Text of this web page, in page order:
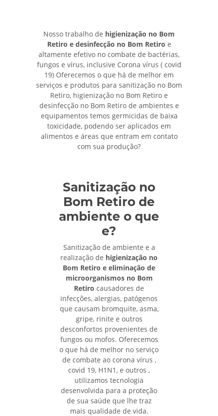
Nosso trabalho de higienização no Bom
Retiro e desinfecção no Bom Retiro e
altamente efetivo no combate de bactérias,
fungos e vírus, inclusive Corona vírus ( covid
19) Oferecemos o que há de melhor em
serviços e produtos para sanitização no Bom
Retiro, higienização no Bom Retiro e
desinfecção no Bom Retiro de ambientes e
equipamentos temos germicidas de baixa
toxicidade, podendo ser aplicados em
alimentos e áreas que entram em contato
com sua produção?
Sanitização no
Bom Retiro de
ambiente o que
e?
Sanitização de ambiente e a
realização de higienização no
Bom Retiro e eliminação de
microorganismos no Bom
Retiro causadores de
infecções, alergias, patógenos
que causam bromquite, asma,
gripe, rinite e outros
desconfortos provenientes de
fungos ou mofos. Oferecemos
o que há de melhor no serviço
de combate ao corona vírus ,
covid 19, H1N1, e outros ,
utilizamos tecnologia
desenvolvida para a proteção
de sua saúde que lhe traz
mais qualidade de vida.